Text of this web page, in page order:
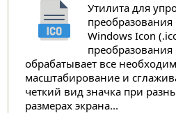
Утилита для
Windows Icon
обрабатывает все
масштабирование и
четкий вид значка при
размерах экрана...